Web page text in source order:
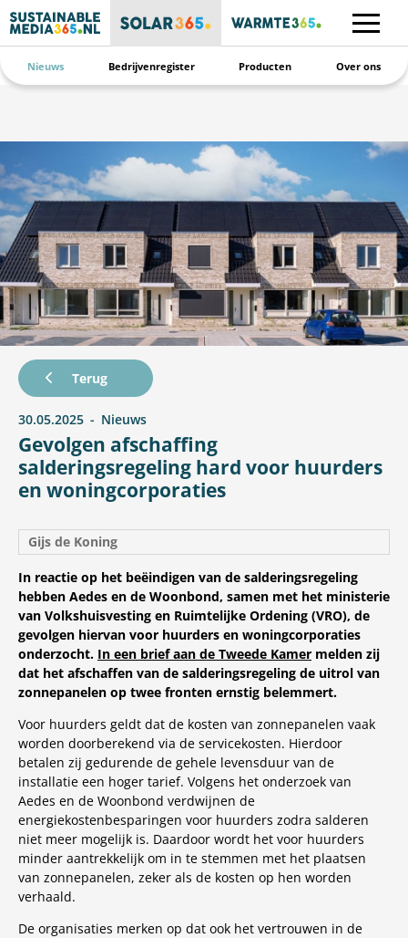
Nieuws Bedrijvenregister Producten Over ons
Gevolgen afschaffing
salderingsregeling hard voor huurders
en woningcorporaties
Terug
30.05.2025 Nieuws
Gijs de Koning
In reactie op het beëindigen van de salderingsregeling
hebben Aedes en de Woonbond, samen met het ministerie
van Volkshuisvesting en Ruimtelijke Ordening (VRO), de
gevolgen hiervan voor huurders en woningcorporaties
onderzocht. In een brief aan de Tweede Kamer melden zij
dat het afschaffen van de salderingsregeling de uitrol van
zonnepanelen op twee fronten ernstig belemmert.
Voor huurders geldt dat de kosten van zonnepanelen vaak
worden doorberekend via de servicekosten. Hierdoor
betalen zij gedurende de gehele levensduur van de
installatie een hoger tarief. Volgens het onderzoek van
Aedes en de Woonbond verdwijnen de
energiekostenbesparingen voor huurders zodra salderen
niet meer mogelijk is. Daardoor wordt het voor huurders
minder aantrekkelijk om in te stemmen met het plaatsen
van zonnepanelen, zeker als de kosten op hen worden
verhaald.
De organisaties merken op dat ook het vertrouwen in de